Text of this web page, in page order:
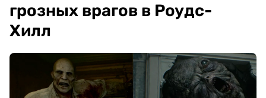
грозных врагов в Роудс-
Хилл